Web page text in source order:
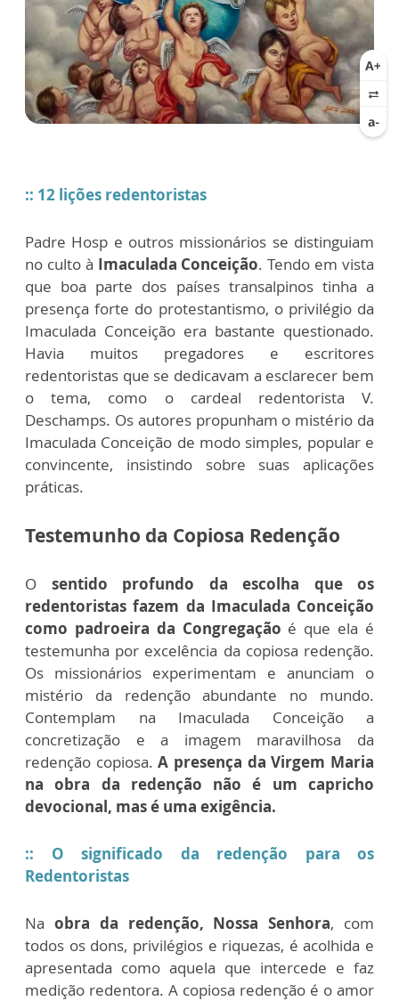
:: 12 lições redentoristas
Padre Hosp e outros missionários se distinguiam
no culto à Imaculada Conceição. Tendo em vista
que boa parte dos países transalpinos tinha a
presença forte do protestantismo, o privilégio da
Imaculada Conceição era bastante questionado.
Havia muitos pregadores e escritores
redentoristas que se dedicavam a esclarecer bem
o tema, como o cardeal redentorista V.
Deschamps. Os autores propunham o mistério da
Imaculada Conceição de modo simples, popular e
convincente, insistindo sobre suas aplicações
práticas.
Testemunho da Copiosa Redenção
O sentido profundo da escolha que os
redentoristas fazem da Imaculada Conceição
como padroeira da Congregação é que ela é
testemunha por excelência da copiosa redenção.
Os missionários experimentam e anunciam o
mistério da redenção abundante no mundo.
Contemplam na Imaculada Conceição a
concretização e a imagem maravilhosa da
redenção copiosa. A presença da Virgem Maria
na obra da redenção não é um capricho
devocional, mas é uma exigência.
:: O significado da redenção para os
Redentoristas
Na obra da redenção, Nossa Senhora, com
todos os dons, privilégios e riquezas, é acolhida e
apresentada como aquela que intercede e faz
medição redentora. A copiosa redenção é o amor